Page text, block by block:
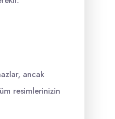
ancak
resimlerinizin